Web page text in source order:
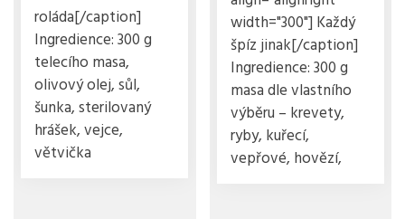
roláda[/caption]
Ingredience: 300 g
telecího masa,
olivový olej, sůl,
šunka, sterilovaný
hrášek, vejce,
větvička
width="300"] Každý
špíz jinak[/caption]
Ingredience: 300 g
masa dle vlastního
výběru – krevety,
ryby, kuřecí,
vepřové, hovězí,